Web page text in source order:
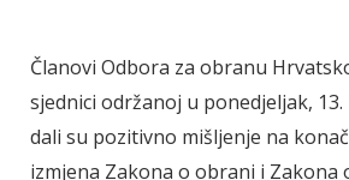
Članovi Odbora za obranu
sjednici održanoj u ponedjeljak, 13.
dali su pozitivno mišljenje na
izmjena Zakona o obrani i Zakona